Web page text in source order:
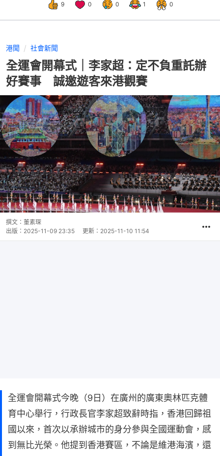
9 0 0 1 0
港聞 社會新聞
全運會開幕式｜李家超：定不負重託辦
好賽事 誠邀遊客來港觀賽
撰文： 董素琛
出版： 2025-11-09 23:35 更新： 2025-11-10 11:54
全運會開幕式今晚（9日）在廣州的廣東奧林匹克體
育中心舉行，行政長官李家超致辭時指，香港回歸祖
國以來，首次以承辦城市的身分參與全國運動會，感
到無比光榮。他提到香港賽區，不論是維港海濱，還